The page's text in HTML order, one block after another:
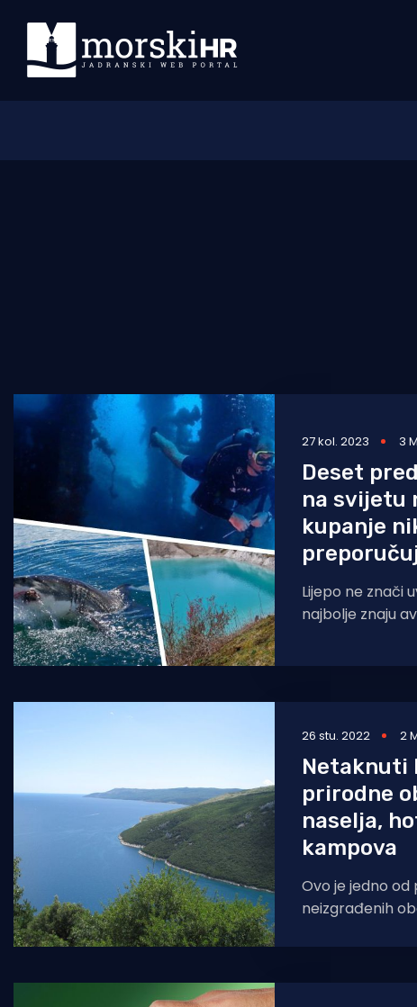
Turizam i nautika
Pomorstvo
Ribolov
Tradicija i kultura
27 kol. 2023 3
Deset
na svijetu
kupanje
Lijepo ne znači
najbolje znaju
26 stu. 2022 2
Netaknuti
prirodne
naselja,
kampova
Ovo je jedno od
neizgrađenih
bez naselja,